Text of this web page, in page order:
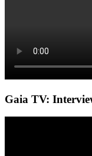
Gaia TV: